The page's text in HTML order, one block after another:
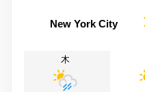
New York City
木